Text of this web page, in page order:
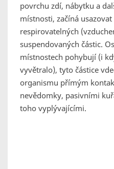
povrchu zdí, nábytku a
místnosti, začíná
respirovatelných
suspendovaných částic.
místnostech pohybují (i
vyvětralo), tyto částice
organismu přímým
nevědomky, pasivními
toho vyplývajícími.